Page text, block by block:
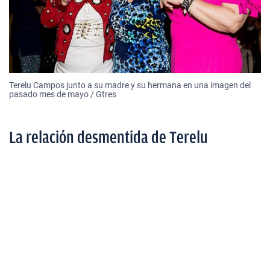
Terelu Campos junto a su madre y su hermana en una imagen del
pasado mes de mayo / Gtres
La relación desmentida de Terelu